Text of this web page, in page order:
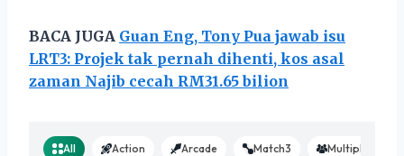
BACA JUGA Guan Eng, Tony Pua jawab isu
LRT3: Projek tak pernah dihenti, kos asal
zaman Najib cecah RM31.65 bilion